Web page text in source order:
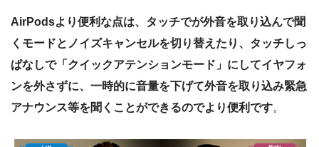
AirPodsより便利な点は、タッチでが外音を取り込んで聞
くモードとノイズキャンセルを切り替えたり、タッチしっ
ぱなしで「クイックアテンションモード」にしてイヤフォ
ンを外さずに、一時的に音量を下げて外音を取り込み緊急
アナウンス等を聞くことができるのでより便利です。